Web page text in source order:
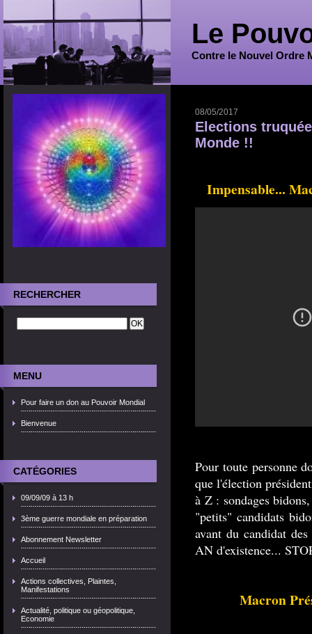
Le
Contre le Nouvel Ordre
RECHERCHER
MENU
Pour faire un don au Pouvoir Mondial
Bienvenue
CATÉGORIES
09/09/09 à 13 h
3ème guerre mondiale en préparation
Abonnement Newsletter
Accueil
Actions collectives, Plaintes,
Manifestations
Actualité, politique ou géopolitique,
Economie
08/05/2017
Elections
Monde !!
Impensable...
Pour toute personne
que l'élection
à Z : sondages
"petits" candidats
avant du candidat
AN d'existence...
Macron